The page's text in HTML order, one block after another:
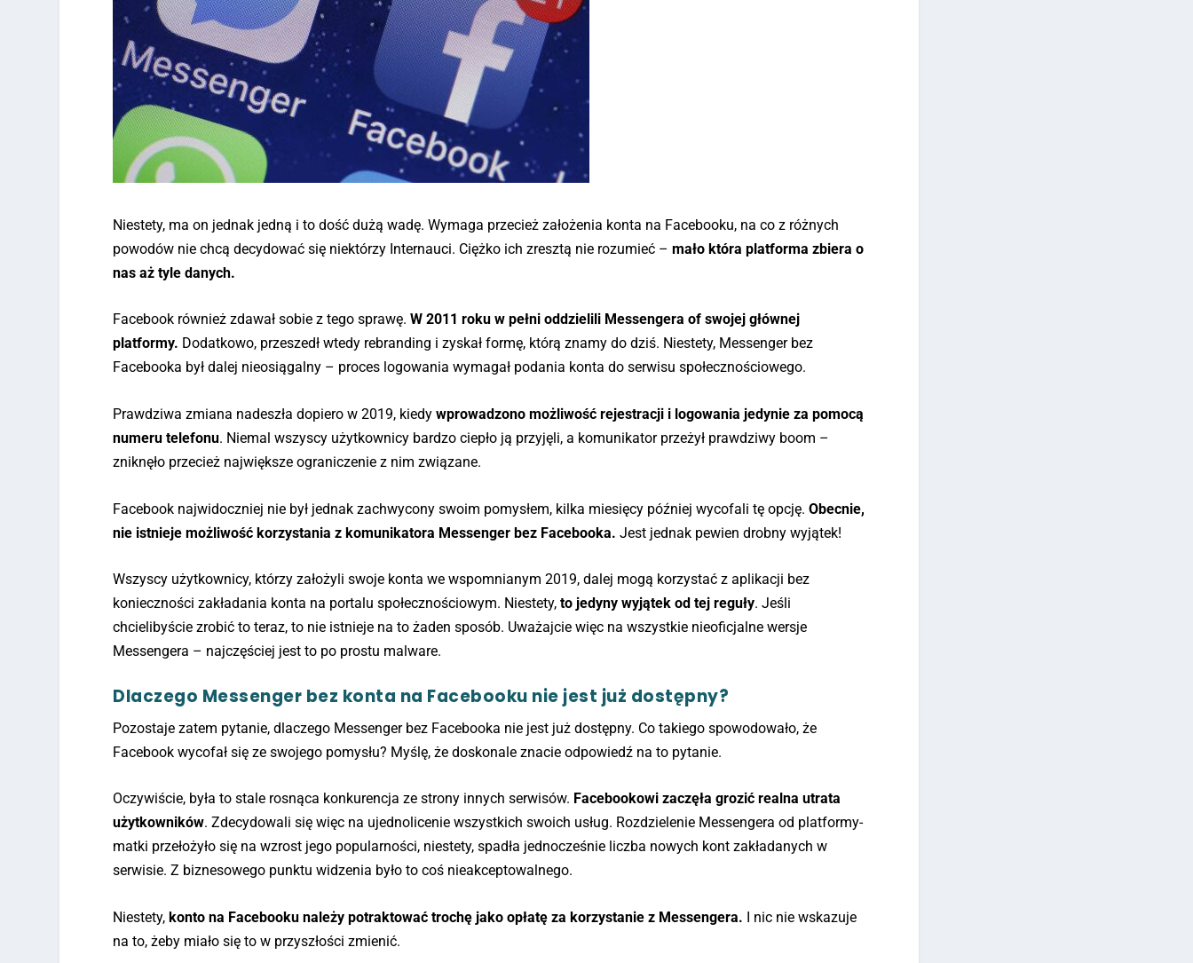
Niestety, ma on jednak jedną i to dość dużą wadę. Wymaga przecież założenia konta na Facebooku, na co z różnych
powodów nie chcą decydować się niektórzy Internauci. Ciężko ich zresztą nie rozumieć –mało która platforma zbiera o
nas aż tyle danych.
Facebook również zdawał sobie z tego sprawę.W 2011 roku w pełni oddzielili Messengera of swojej głównej
platformy. Dodatkowo, przeszedł wtedy rebranding i zyskał formę, którą znamy do dziś. Niestety, Messenger bez
Facebooka był dalej nieosiągalny – proces logowania wymagał podania konta do serwisu społecznościowego.
Prawdziwa zmiana nadeszła dopiero w 2019, kiedywprowadzono możliwość rejestracji i logowania jedynie za pomocą
numeru telefonu. Niemal wszyscy użytkownicy bardzo ciepło ją przyjęli, a komunikator przeżył prawdziwy boom –
zniknęło przecież największe ograniczenie z nim związane.
Facebook najwidoczniej nie był jednak zachwycony swoim pomysłem, kilka miesięcy później wycofali tę opcję.Obecnie,
nie istnieje możliwość korzystania z komunikatora Messenger bez Facebooka. Jest jednak pewien drobny wyjątek!
Wszyscy użytkownicy, którzy założyli swoje konta we wspomnianym 2019, dalej mogą korzystać z aplikacji bez
konieczności zakładania konta na portalu społecznościowym. Niestety, to jedyny wyjątek od tej reguły. Jeśli
chcielibyście zrobić to teraz, to nie istnieje na to żaden sposób. Uważajcie więc na wszystkie nieoficjalne wersje
Messengera – najczęściej jest to po prostu malware.
Dlaczego Messenger bez konta na Facebooku nie jest już dostępny?
Pozostaje zatem pytanie, dlaczego Messenger bez Facebooka nie jest już dostępny. Co takiego spowodowało, że
Facebook wycofał się ze swojego pomysłu? Myślę, że doskonale znacie odpowiedź na to pytanie.
Oczywiście, była to stale rosnąca konkurencja ze strony innych serwisów. Facebookowi zaczęła grozić realna utrata
użytkowników. Zdecydowali się więc na ujednolicenie wszystkich swoich usług. Rozdzielenie Messengera od platformy-
matki przełożyło się na wzrost jego popularności, niestety, spadła jednocześnie liczba nowych kont zakładanych w
serwisie. Z biznesowego punktu widzenia było to coś nieakceptowalnego.
Niestety,konto na Facebooku należy potraktować trochę jako opłatę za korzystanie z Messengera. I nic nie wskazuje
na to, żeby miało się to w przyszłości zmienić.